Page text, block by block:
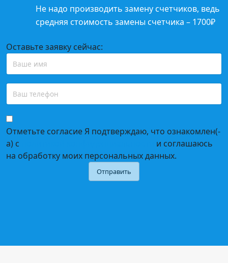
Не надо производить замену счетчиков, ведь
средняя стоимость замены счетчика – 1700₽
Оставьте заявку сейчас:
Отметьте согласиеЯ подтверждаю, что ознакомлен(-
а) с
и соглашаюсь
на обработку моих персональных данных.
Отправить